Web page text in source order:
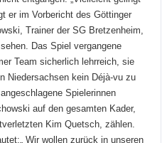
er im Vorbericht des Göttinger
Trainer der SG Bretzenheim,
Das Spiel vergangene
Team sicherlich lehrreich, sie
Niedersachsen kein Déjà-vu zu
Spielerinnen
auf den gesamten Kader,
Kim Quetsch, zählen.
Wir wollen zurück in unseren